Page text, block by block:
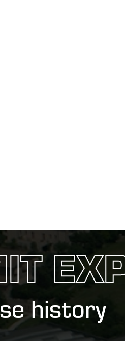
history